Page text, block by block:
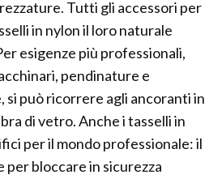
Tutti gli accessori per
in nylon il loro naturale
esigenze più professionali,
pendinature e
può ricorrere agli ancoranti in
di vetro. Anche i tasselli in
per il mondo professionale: il
per bloccare in sicurezza